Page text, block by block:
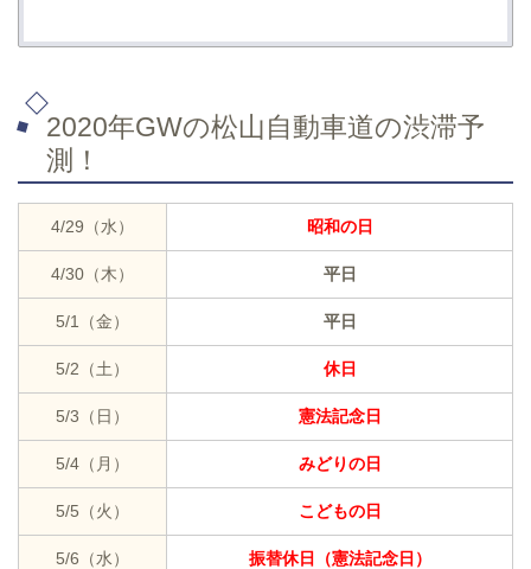
2020年GWの松山自動車道の渋滞予
測！
4/29（水） 昭和の日
4/30（木） 平日
5/1（金） 平日
5/2（土） 休日
5/3（日） 憲法記念日
5/4（月） みどりの日
5/5（火） こどもの日
5/6（水） 振替休日（憲法記念日）